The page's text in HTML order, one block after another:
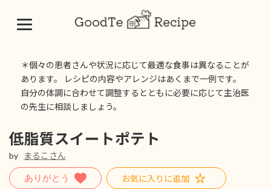
＊個々の患者さんや状況に応じて最適な食事は異なることが
あります。 レシピの内容やアレンジはあくまで一例です。
自分の体調に合わせて調整するとともに必要に応じて主治医
の先生に相談しましょう。
低脂質スイートポテト
by まるこさん
お気に入りに追加